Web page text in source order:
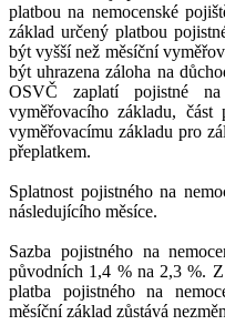
platbou na nemocenské
základ určený platbou
být vyšší než měsíční
být uhrazena záloha na
OSVČ zaplatí pojistné
vyměřovacího základu, část
vyměřovacímu základu pro
přeplatkem.
Splatnost pojistného na
následujícího měsíce.
Sazba pojistného na
původních 1,4 % na 2,3 %.
platba pojistného na
měsíční základ zůstává